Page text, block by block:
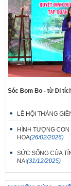
Sóc Bom Bo - từ Di
LỄ HỘI THÁNG
HÌNH TƯỢNG CON
HOA(26/02/2026)
SỨC SỐNG CỦA
NAI(31/12/2025)